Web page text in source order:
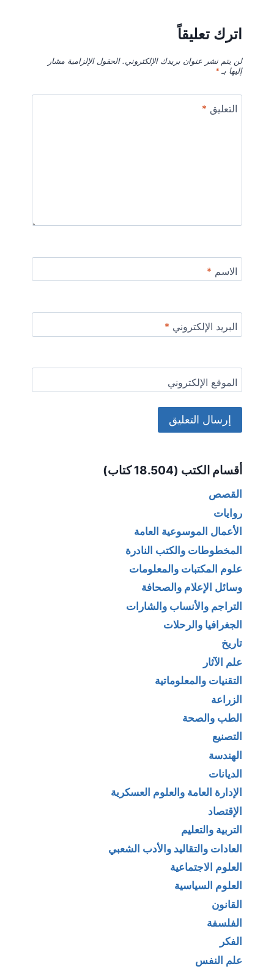
اترك تعليقاً
لن يتم نشر عنوان بريدك الإلكتروني. الحقول الإلزامية مشار
إليها بـ*
التعليق *
الاسم *
البريد الإلكتروني *
الموقع الإلكتروني
أقسام الكتب (18.504 كتاب)
القصص
روايات
الأعمال الموسوعية العامة
المخطوطات والكتب النادرة
علوم المكتبات والمعلومات
وسائل الإعلام والصحافة
التراجم والأنساب والشارات
الجغرافيا والرحلات
تاريخ
علم الآثار
التقنيات والمعلوماتية
الزراعة
الطب والصحة
التصنيع
الهندسة
الديانات
الإدارة العامة والعلوم العسكرية
الإقتصاد
التربية والتعليم
العادات والتقاليد والأدب الشعبي
العلوم الاجتماعية
العلوم السياسية
القانون
الفلسفة
الفكر
علم النفس